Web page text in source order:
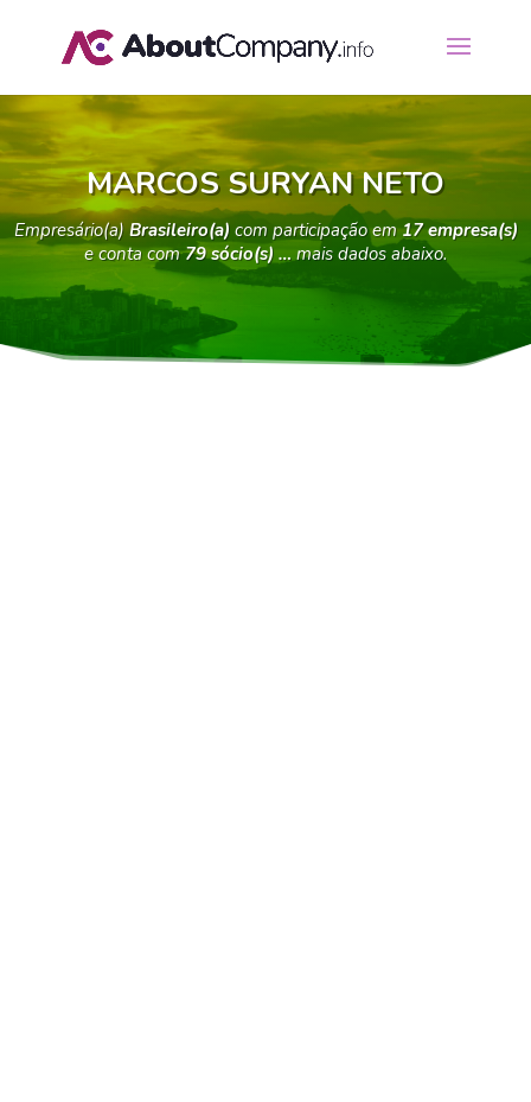
MARCOS SURYAN NETO
Empresário(a)Brasileiro(a)com participação em17 empresa(s)
e conta com79 sócio(s) …mais dados abaixo.